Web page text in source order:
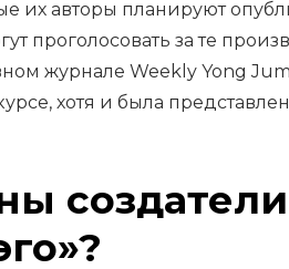
их авторы планируют
проголосовать за те
журнале Weekly Yong
хотя и была
создатели